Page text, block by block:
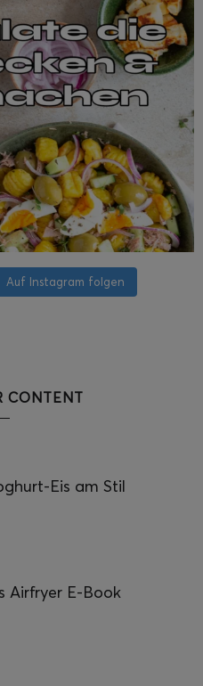
Auf Instagram folgen
CONTENT
Eis am Stil
Airfryer E-Book